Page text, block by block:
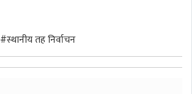
#स्थानीय तह निर्वाचन